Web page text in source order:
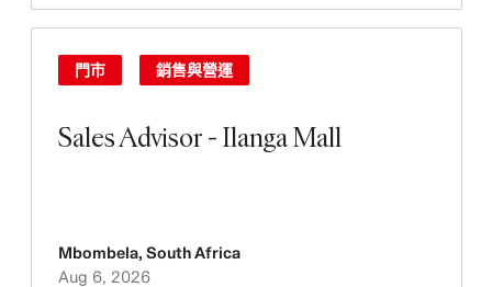
Sales Advisor - Ilanga Mall
門市 銷售與營運
Mbombela, South Africa
Aug 6, 2026